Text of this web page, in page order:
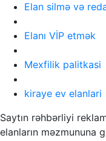
Elan silmə və
Elanı VİP etmək
Mexfilik palitkasi
kiraye ev elanlari
Saytın rəhbərliyi
elanların məzmununa